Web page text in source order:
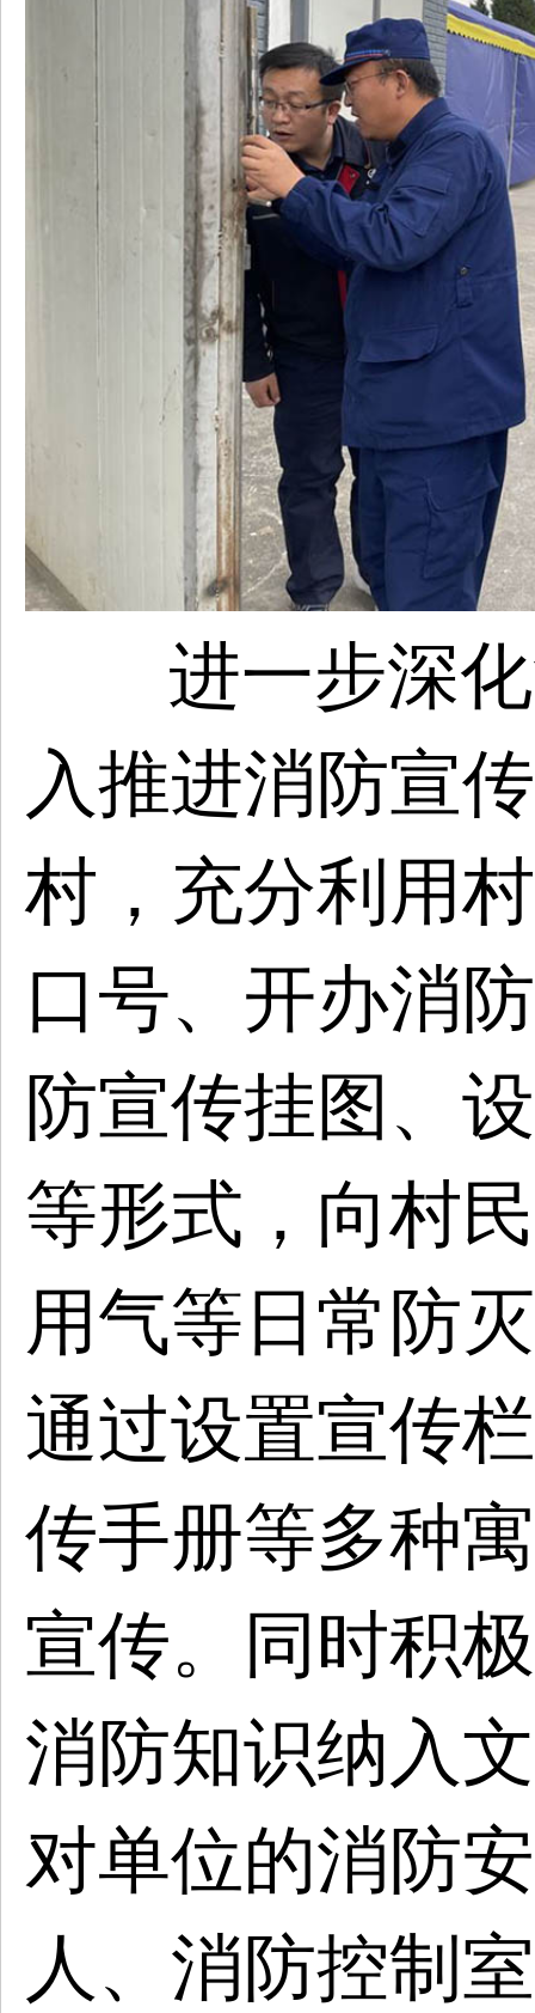
进一步深
入推进消防宣传
村，充分利用
口号、开办消
防宣传挂图、
等形式，向村
用气等日常防
通过设置宣传
传手册等多种
宣传。同时积
消防知识纳入
对单位的消防
人、消防控制